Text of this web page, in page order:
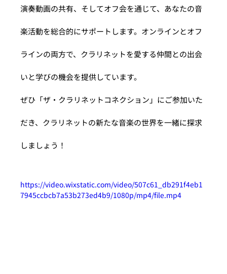
演奏動画の共有、そしてオフ会を通じて、あなたの音
楽活動を総合的にサポートします。オンラインとオフ
ラインの両方で、クラリネットを愛する仲間との出会
いと学びの機会を提供しています。
ぜひ「ザ・クラリネットコネクション」にご参加いた
だき、クラリネットの新たな音楽の世界を一緒に探求
しましょう！
https://video.wixstatic.com/video/507c61_db291f4eb1
7945ccbcb7a53b273ed4b9/1080p/mp4/file.mp4